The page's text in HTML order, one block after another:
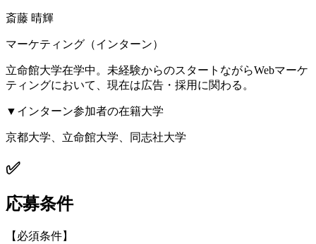
斎藤 晴輝
マーケティング（インターン）
立命館大学在学中。未経験からのスタートながらWebマーケ
ティングにおいて、現在は広告・採用に関わる。
▼インターン参加者の在籍大学
京都大学、立命館大学、同志社大学
✅
応募条件
【必須条件】